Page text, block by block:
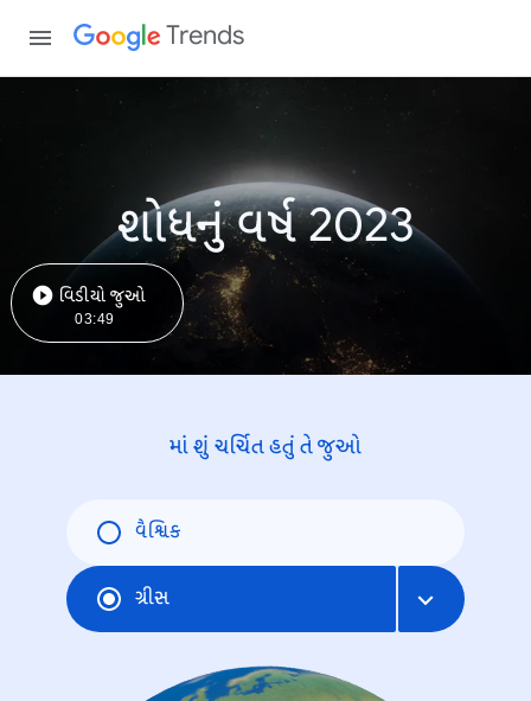
Trends
શોધનું વર્ષ 2023
વિડીયો જુઓ
03:49
માં શું ચર્ચિત હતું તે જુઓ
વૈશ્વિક
ગ્રીસ